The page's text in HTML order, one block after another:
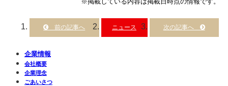
ニュース
企業情報
会社概要
企業理念
ごあいさつ